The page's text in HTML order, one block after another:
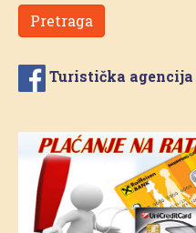
Pretraga
Turistička agencija